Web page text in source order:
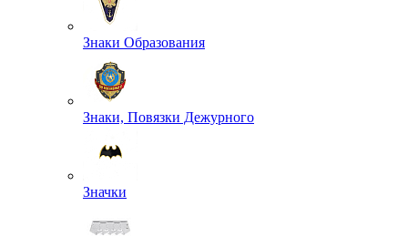
Знаки Образования
Знаки, Повязки Дежурного
Значки